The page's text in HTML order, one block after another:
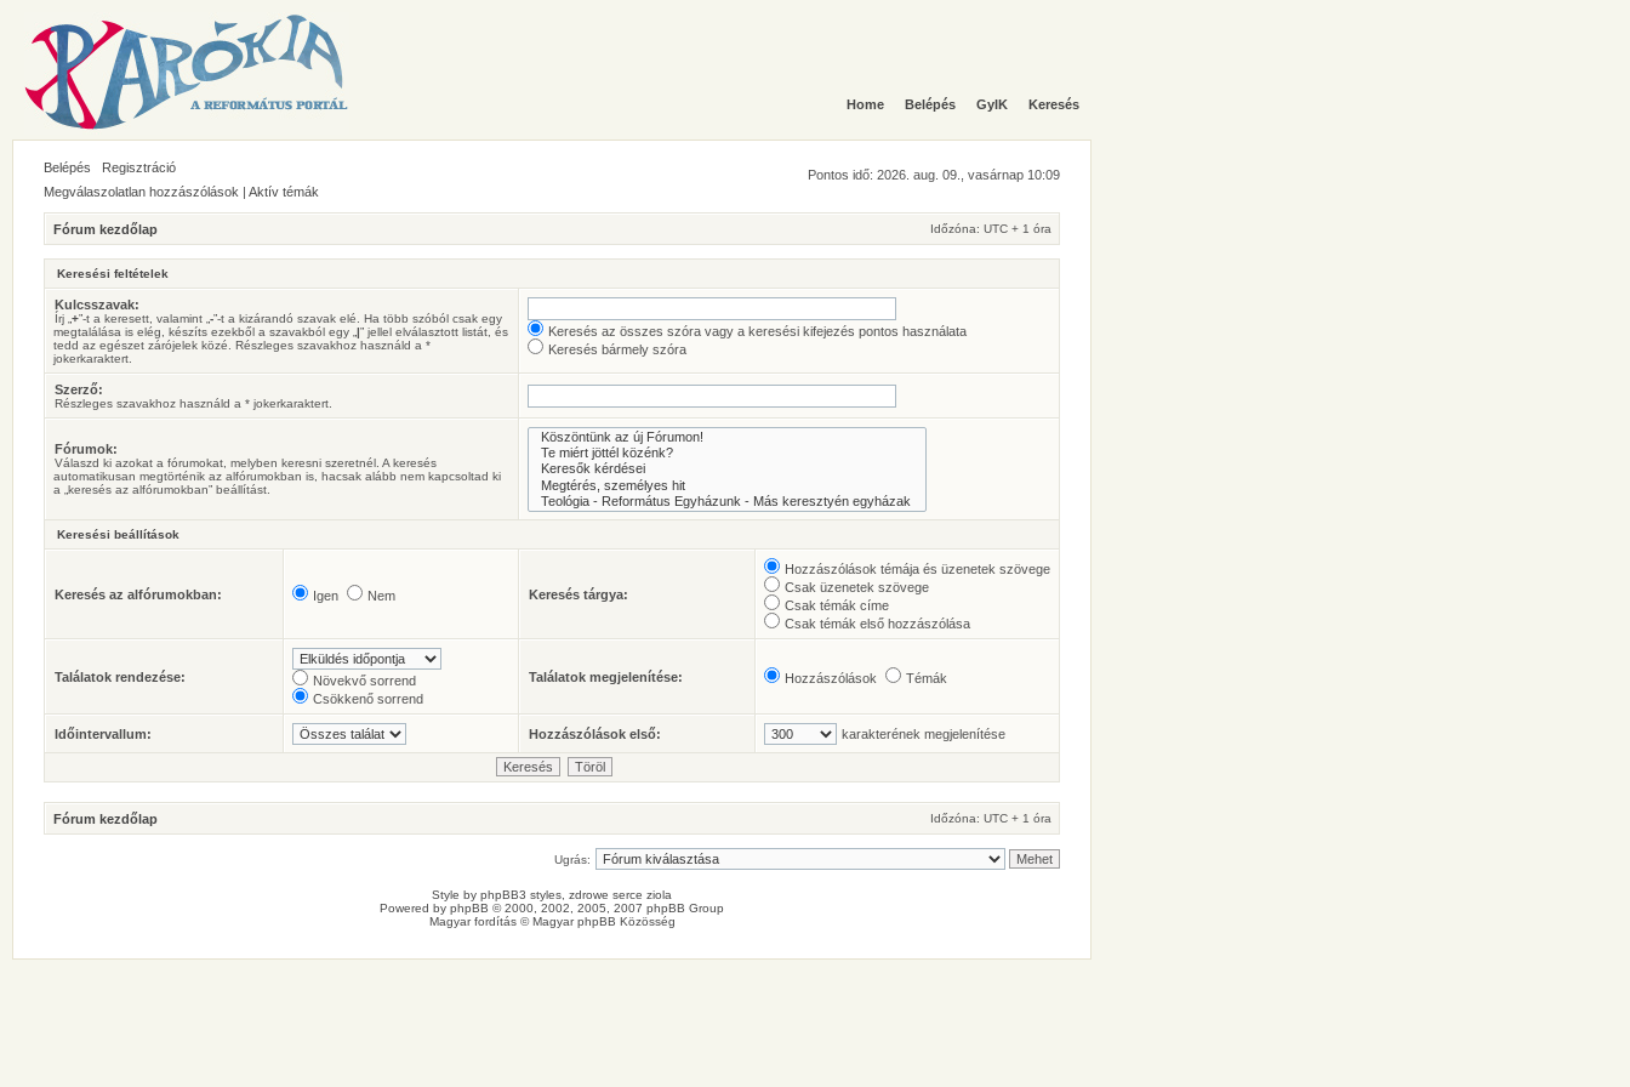
Home Belépés GyIK Keresés
Belépés Regisztráció
Pontos idő: 2026. aug. 09., vasárnap 10:09
Megválaszolatlan hozzászólások | Aktív témák
Fórum kezdőlap Időzóna: UTC + 1 óra
Keresési feltételek
Kulcsszavak:
Írj „ +”-t a keresett, valamint „ -”-t a kizárandó szavak elé. Ha több szóból csak egy
megtalálása is elég, készíts ezekből a szavakból egy „ |” jellel elválasztott listát, és
tedd az egészet zárójelek közé. Részleges szavakhoz használd a *
jokerkaraktert.
Keresés az összes szóra vagy a keresési kifejezés pontos használata
Keresés bármely szóra
Szerző:
Részleges szavakhoz használd a * jokerkaraktert.
Fórumok:
Válaszd ki azokat a fórumokat, melyben keresni szeretnél. A keresés
automatikusan megtörténik az alfórumokban is, hacsak alább nem kapcsoltad ki
a „keresés az alfórumokban” beállítást.
Keresési beállítások
Keresés az alfórumokban: Igen Nem Keresés tárgya:
Hozzászólások témája és üzenetek szövege
Csak üzenetek szövege
Csak témák címe
Csak témák első hozzászólása
Találatok rendezése:
Növekvő sorrend
Csökkenő sorrend
Találatok megjelenítése: Hozzászólások Témák
Időintervallum: Hozzászólások első: karakterének megjelenítése
Fórum kezdőlap Időzóna: UTC + 1 óra
Ugrás:
Style by phpBB3 styles , zdrowe serce ziola
Powered by phpBB © 2000, 2002, 2005, 2007 phpBB Group
Magyar fordítás ©Magyar phpBB Közösség